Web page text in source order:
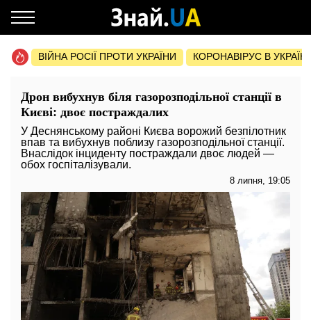
ВІЙНА РОСІЇ ПРОТИ УКРАЇНИ КОРОНАВІРУС В УКРАЇНІ
Дрон вибухнув біля газорозподільної станції в
Києві: двоє постраждалих
У Деснянському районі Києва ворожий безпілотник
впав та вибухнув поблизу газорозподільної станції.
Внаслідок інциденту постраждали двоє людей —
обох госпіталізували.
8 липня, 19:05